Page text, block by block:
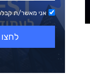
נגסה ב-17% מהתוצרת של ישראל
נדל״ן
אני מאשר/ת